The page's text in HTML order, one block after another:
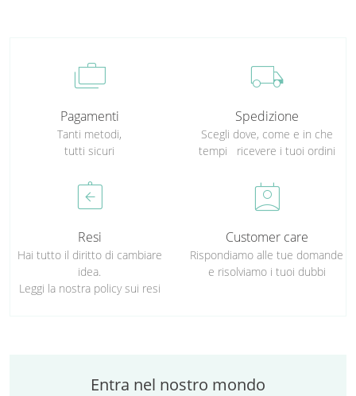
cases
Pagamenti
Tanti metodi,
tutti sicuri
local_shipping
Spedizione
Scegli dove, come e in che
tempi ricevere i tuoi ordini
assignment_return
Resi
Hai tutto il diritto di cambiare
idea.
Leggi la nostra policy sui resi
perm_contact_calendar
Customer care
Rispondiamo alle tue domande
e risolviamo i tuoi dubbi
Entra nel nostro mondo